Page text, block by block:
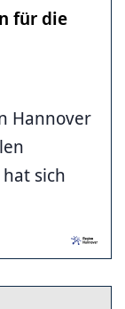
für die
Hannover
sich